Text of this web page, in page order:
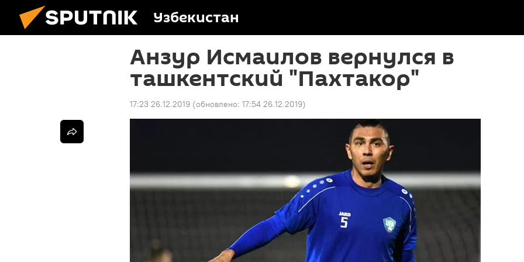
Узбекистан
Анзур Исмаилов вернулся в
ташкентский "Пахтакор"
17:23 26.12.2019 (обновлено: 17:54 26.12.2019)